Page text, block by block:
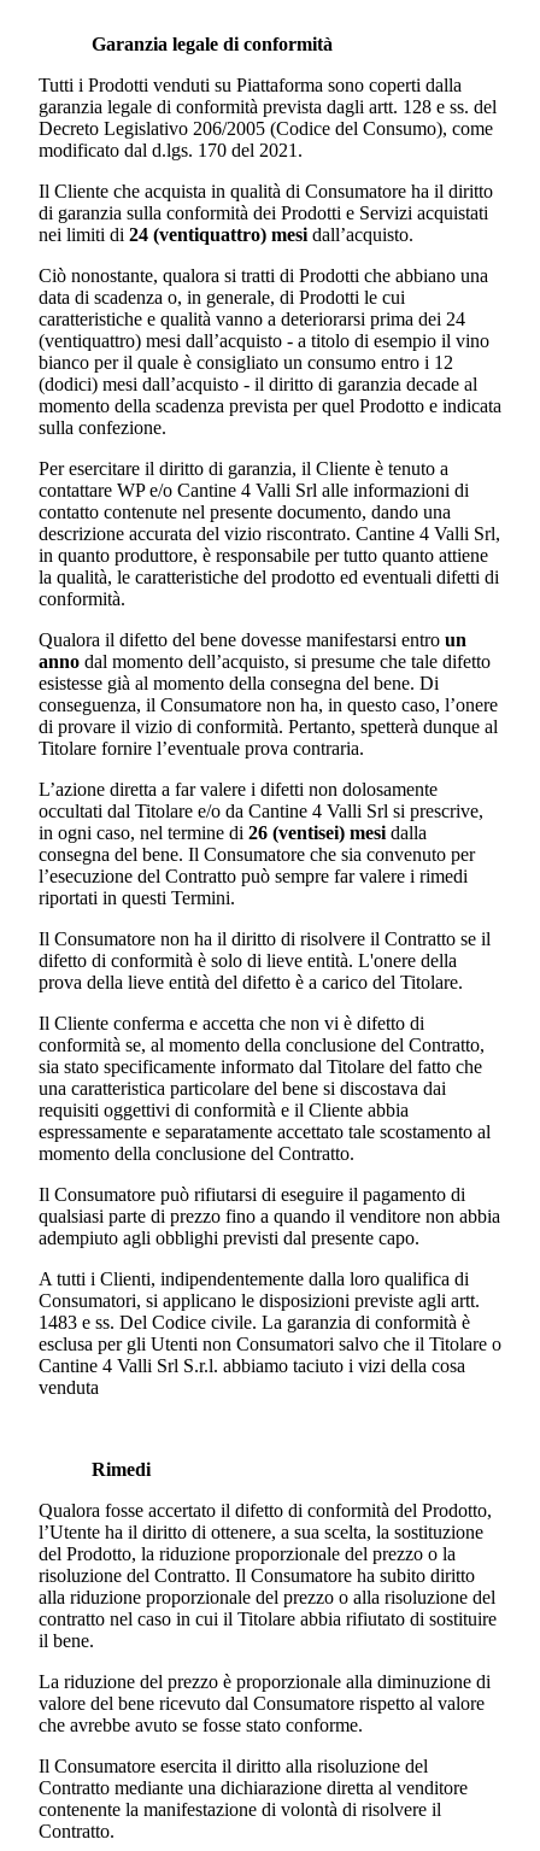
Garanzia legale di conformità
Tutti i Prodotti venduti su Piattaforma sono coperti dalla
garanzia legale di conformità prevista dagli artt. 128 e ss. del
Decreto Legislativo 206/2005 (Codice del Consumo), come
modificato dal d.lgs. 170 del 2021.
Il Cliente che acquista in qualità di Consumatore ha il diritto
di garanzia sulla conformità dei Prodotti e Servizi acquistati
nei limiti di 24 (ventiquattro) mesi dall’acquisto.
Ciò nonostante, qualora si tratti di Prodotti che abbiano una
data di scadenza o, in generale, di Prodotti le cui
caratteristiche e qualità vanno a deteriorarsi prima dei 24
(ventiquattro) mesi dall’acquisto - a titolo di esempio il vino
bianco per il quale è consigliato un consumo entro i 12
(dodici) mesi dall’acquisto - il diritto di garanzia decade al
momento della scadenza prevista per quel Prodotto e indicata
sulla confezione.
Per esercitare il diritto di garanzia, il Cliente è tenuto a
contattare WP e/o Cantine 4 Valli Srl alle informazioni di
contatto contenute nel presente documento, dando una
descrizione accurata del vizio riscontrato. Cantine 4 Valli Srl,
in quanto produttore, è responsabile per tutto quanto attiene
la qualità, le caratteristiche del prodotto ed eventuali difetti di
conformità.
Qualora il difetto del bene dovesse manifestarsi entro un
anno dal momento dell’acquisto, si presume che tale difetto
esistesse già al momento della consegna del bene. Di
conseguenza, il Consumatore non ha, in questo caso, l’onere
di provare il vizio di conformità. Pertanto, spetterà dunque al
Titolare fornire l’eventuale prova contraria.
L’azione diretta a far valere i difetti non dolosamente
occultati dal Titolare e/o da Cantine 4 Valli Srl si prescrive,
in ogni caso, nel termine di 26 (ventisei) mesi dalla
consegna del bene. Il Consumatore che sia convenuto per
l’esecuzione del Contratto può sempre far valere i rimedi
riportati in questi Termini.
Il Consumatore non ha il diritto di risolvere il Contratto se il
difetto di conformità è solo di lieve entità. L'onere della
prova della lieve entità del difetto è a carico del Titolare.
Il Cliente conferma e accetta che non vi è difetto di
conformità se, al momento della conclusione del Contratto,
sia stato specificamente informato dal Titolare del fatto che
una caratteristica particolare del bene si discostava dai
requisiti oggettivi di conformità e il Cliente abbia
espressamente e separatamente accettato tale scostamento al
momento della conclusione del Contratto.
Il Consumatore può rifiutarsi di eseguire il pagamento di
qualsiasi parte di prezzo fino a quando il venditore non abbia
adempiuto agli obblighi previsti dal presente capo.
A tutti i Clienti, indipendentemente dalla loro qualifica di
Consumatori, si applicano le disposizioni previste agli artt.
1483 e ss. Del Codice civile. La garanzia di conformità è
esclusa per gli Utenti non Consumatori salvo che il Titolare o
Cantine 4 Valli Srl S.r.l. abbiamo taciuto i vizi della cosa
venduta
Rimedi
Qualora fosse accertato il difetto di conformità del Prodotto,
l’Utente ha il diritto di ottenere, a sua scelta, la sostituzione
del Prodotto, la riduzione proporzionale del prezzo o la
risoluzione del Contratto. Il Consumatore ha subito diritto
alla riduzione proporzionale del prezzo o alla risoluzione del
contratto nel caso in cui il Titolare abbia rifiutato di sostituire
il bene.
La riduzione del prezzo è proporzionale alla diminuzione di
valore del bene ricevuto dal Consumatore rispetto al valore
che avrebbe avuto se fosse stato conforme.
Il Consumatore esercita il diritto alla risoluzione del
Contratto mediante una dichiarazione diretta al venditore
contenente la manifestazione di volontà di risolvere il
Contratto.